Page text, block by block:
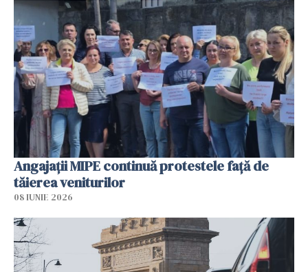
Angajaţii MIPE continuă protestele faţă de
tăierea veniturilor
08 IUNIE 2026